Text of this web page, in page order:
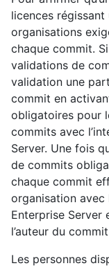
licences
organisations
chaque commit.
validations de
validation une
commit en
obligatoires pour
commits avec
Server. Une fois
de commits
chaque commit
organisation avec
Enterprise Server
l’auteur du
Les personnes